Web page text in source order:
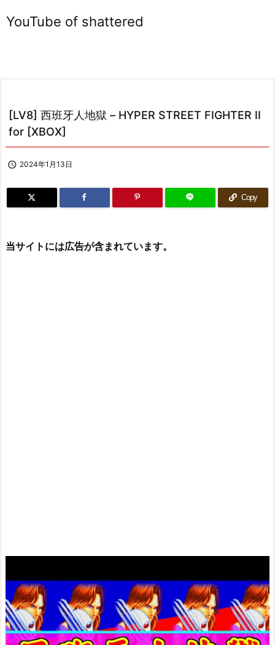
YouTube of shattered
[LV8] 西班牙人地獄 – HYPER STREET FIGHTER II
for [XBOX]
 2024年1月13日
Copy
当サイトには広告が含まれています。